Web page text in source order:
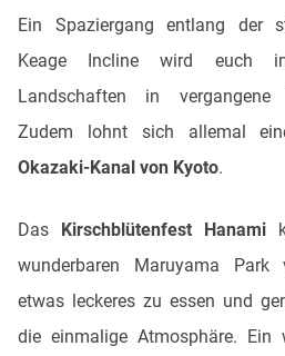
Ein Spaziergang entlang der
Keage Incline wird euch
Landschaften in vergangene
Zudem lohnt sich allemal
Okazaki-Kanal von Kyoto.
Das Kirschblütenfest Hanami
wunderbaren Maruyama Park
etwas leckeres zu essen und
die einmalige Atmosphäre. Ein